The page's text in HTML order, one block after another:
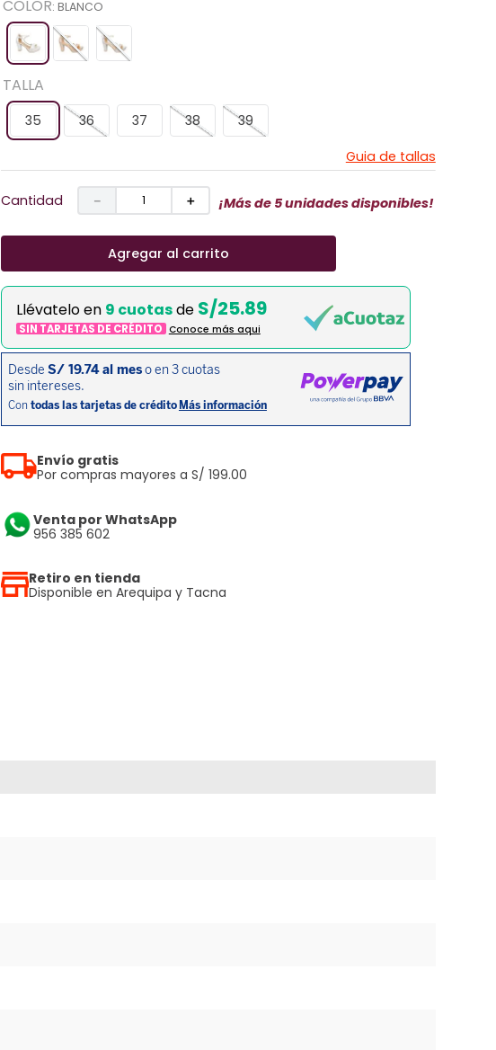
COLOR: BLANCO
TALLA
35 36 37 38
39
Guia de tallas
Cantidad ＋
－ ¡Más de 5 unidades disponibles!
Agregar al carrito
Llévatelo en 9 cuotasde S/25.89
SIN TARJETAS DE CRÉDITO Conoce más aqui
Envío gratis
Por compras mayores a S/ 199.00
Venta por WhatsApp
956 385 602
Retiro en tienda
Disponible en Arequipa y Tacna